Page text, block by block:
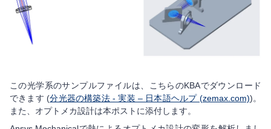
この光学系のサンプルファイルは、こちらのKBAでダウンロード
できます (分光器の構築法 - 実装 – 日本語ヘルプ (zemax.com))。
また、オプトメカ設計は本ポストに添付します。